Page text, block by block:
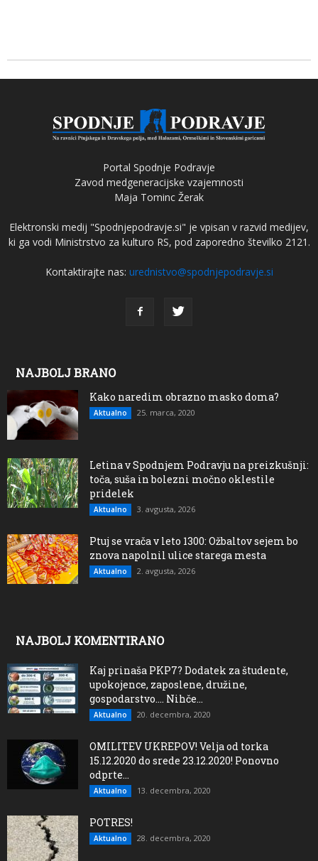
Portal Spodnje Podravje
Zavod medgeneracijske vzajemnosti
Maja Tominc Žerak
Elektronski medij "Spodnjepodravje.si" je vpisan v razvid medijev,
ki ga vodi Ministrstvo za kulturo RS, pod zaporedno številko 2121.
Kontaktirajte nas: urednistvo@spodnjepodravje.si
NAJBOLJ BRANO
Kako naredim obrazno masko doma?
Aktualno 25. marca, 2020
Letina v Spodnjem Podravju na preizkušnji:
toča, suša in bolezni močno oklestile
pridelek
Aktualno 3. avgusta, 2026
Ptuj se vrača v leto 1300: Ožbaltov sejem bo
znova napolnil ulice starega mesta
Aktualno 2. avgusta, 2026
NAJBOLJ KOMENTIRANO
Kaj prinaša PKP7? Dodatek za študente,
upokojence, zaposlene, družine,
gospodarstvo…. Nihče...
Aktualno 20. decembra, 2020
OMILITEV UKREPOV! Velja od torka
15.12.2020 do srede 23.12.2020! Ponovno
odprte...
Aktualno 13. decembra, 2020
POTRES!
Aktualno 28. decembra, 2020